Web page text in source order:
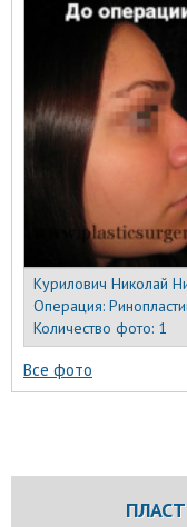
Курилович Николай
Операция:
Количество фото: 1
Все фото